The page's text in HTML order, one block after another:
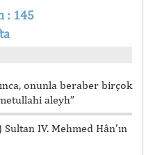
: 145
onunla beraber birçok
aleyh”
IV. Mehmed Hân’ın